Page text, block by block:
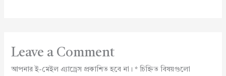
Leave a Comment
আপনার ই-মেইল এ্যাড্রেস প্রকাশিত হবে না। *চিহ্নিত বিষয়গুলো